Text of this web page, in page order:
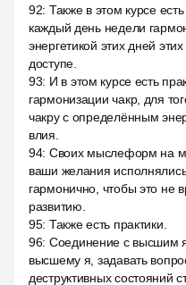
92: Также в этом курсе
каждый день недели
энергетикой этих дней
доступе.
93: И в этом курсе есть
гармонизации чакр, для
чакру с определённым
влия.
94: Своих мыслеформ на
ваши желания
гармонично, чтобы это не
развитию.
95: Также есть практики.
96: Соединение с высшим я
высшему я, задавать
деструктивных состояний